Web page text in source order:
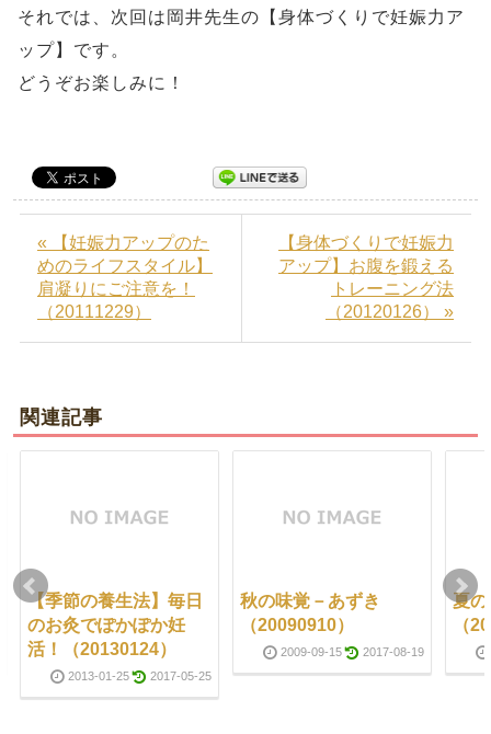
それでは、次回は岡井先生の【身体づくりで妊娠力ア
ップ】です。
どうぞお楽しみに！
« 【妊娠力アップのた
めのライフスタイル】
肩凝りにご注意を！
（20111229）
【身体づくりで妊娠力
アップ】お腹を鍛える
トレーニング法
（20120126） »
関連記事
【季節の養生法】毎日
のお灸でぽかぽか妊
活！（20130124）
2013-01-25 2017-05-25
秋の味覚－あずき
（20090910）
2009-09-15 2017-08-19
夏
（